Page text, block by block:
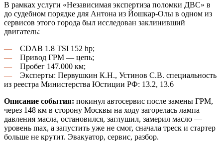
В рамках услуги «Независимая экспертиза поломки ДВС» в
до судебном порядке для Антона из Йошкар-Олы в одном из
сервисов этого города был исследован заклинивший
двигатель:
— CDAB 1.8 TSI 152 hp;
— Привод ГРМ — цепь;
— Пробег 147.000 км;
— Эксперты: Первушкин К.Н., Устинов С.В. специальность
из реестра Министерства Юстиции РФ: 13.2, 13.6
Описание события: покинул автосервис после замены ГРМ,
через 148 км в сторону Москвы на ходу загорелась лампа
давления масла, остановился, заглушил, замерил масло —
уровень max, а запустить уже не смог, сначала треск и стартер
больше не крутит. Эвакуатор, сервис, разбор.